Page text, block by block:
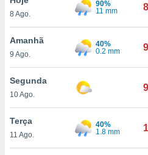
lhe
e
com
Pode
e
a
8 Ago.
90%
11 mm
Amanhã
9 Ago.
40%
0.2 mm
Segunda
10 Ago.
Terça
11 Ago.
40%
1.8 mm